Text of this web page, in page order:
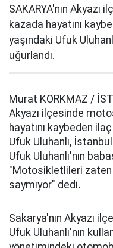
SAKARYA'nın
kazada hayatını
yaşındaki Ufuk
uğurlandı.
Murat KORKMAZ /
Akyazı ilçesinde
hayatını kaybeden
Ufuk Uluhanlı,
Ufuk Uluhanlı'nın
"Motosikletlileri
saymıyor" dedi.
Sakarya'nın Akyazı
Ufuk Uluhanlı'nın